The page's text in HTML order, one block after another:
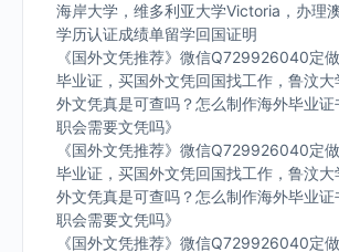
海岸大学，维多利亚大学Victoria，办理
学历认证成绩单留学回国证明
《国外文凭推荐》微信Q729926040定
毕业证，买国外文凭回国找工作，鲁汶大
外文凭真是可查吗？怎么制作海外毕业证
职会需要文凭吗》
《国外文凭推荐》微信Q729926040定
毕业证，买国外文凭回国找工作，鲁汶大
外文凭真是可查吗？怎么制作海外毕业证
职会需要文凭吗》
《国外文凭推荐》微信Q729926040定